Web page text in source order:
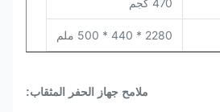
2280 * 440 * 500 ملم
ملامح جهاز الحفر المثقاب: